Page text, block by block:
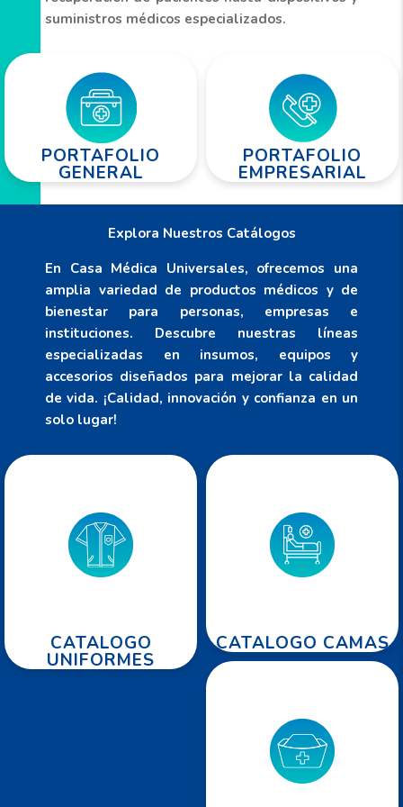
suministros médicos especializados.
PORTAFOLIO
GENERAL
PORTAFOLIO
EMPRESARIAL
Explora Nuestros Catálogos
En Casa Médica Universales, ofrecemos una
amplia variedad de productos médicos y de
bienestar para personas, empresas e
instituciones. Descubre nuestras líneas
especializadas en insumos, equipos y
accesorios diseñados para mejorar la calidad
de vida. ¡Calidad, innovación y confianza en un
solo lugar!
CATALOGO
UNIFORMES
CATALOGO CAMAS